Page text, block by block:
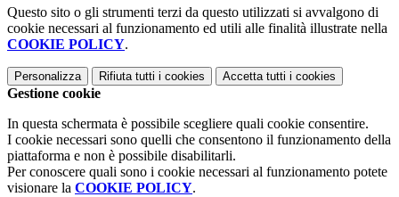
Questo sito o gli strumenti terzi da questo utilizzati si avvalgono di
cookie necessari al funzionamento ed utili alle finalità illustrate nella
COOKIE POLICY.
Personalizza Rifiuta tutti i cookies Accetta tutti i cookies
Gestione cookie
In questa schermata è possibile scegliere quali cookie consentire.
I cookie necessari sono quelli che consentono il funzionamento della
piattaforma e non è possibile disabilitarli.
Per conoscere quali sono i cookie necessari al funzionamento potete
visionare la COOKIE POLICY.